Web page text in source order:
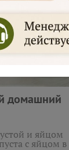
домашний
и яйцом
с яйцом в